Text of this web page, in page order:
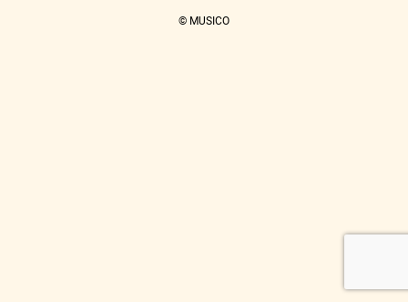
© MUSICO